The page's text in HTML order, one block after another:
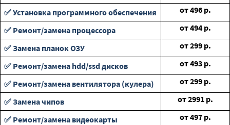
✅ Установка программного обеспечения от496 р.
✅ Ремонт/замена процессора
от494 р.
✅ Замена планок ОЗУ
от299 р.
✅ Ремонт/замена hdd/ssd дисков
от493 р.
✅ Ремонт/замена вентилятора (кулера)
от299 р.
✅ Замена чипов
от2991 р.
✅ Ремонт/замена видеокарты
от497 р.